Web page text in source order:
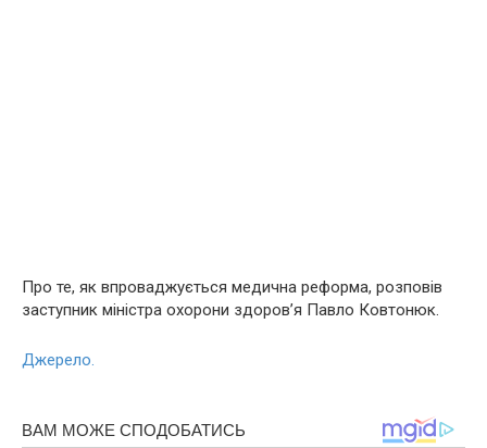
Про те, як впроваджується медична реформа, розповів
заступник міністра охорони здоров’я Павло Ковтонюк.
Джерело.